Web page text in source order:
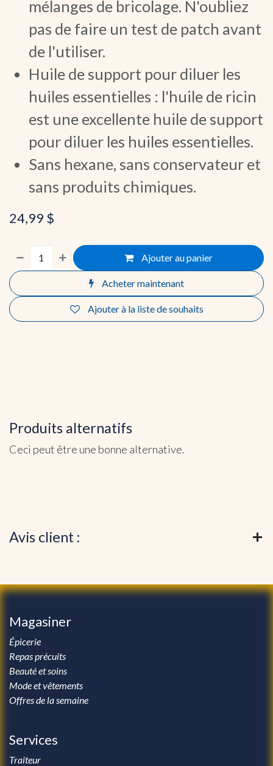
mélanges de bricolage. N'oubliez
pas de faire un test de patch avant
de l'utiliser.
Huile de support pour diluer les
huiles essentielles : l'huile de ricin
est une excellente huile de support
pour diluer les huiles essentielles.
Sans hexane, sans conservateur et
sans produits chimiques.
24,99 $
Ajouter au panier
Acheter maintenant
Ajouter à la liste de souhaits
Produits alternatifs
Ceci peut être une bonne alternative.
Avis client :
Magasiner
Épicerie
Repas précuits
Beauté et soins
Mode et vêtements
Offres de la semaine
Services
Traiteur